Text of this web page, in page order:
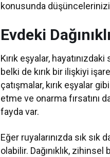
konusunda
Evdeki
Kırık eşyalar,
belki de kırık bir ilişkiyi
çatışmalar, kırık eşyalar
etme ve onarma fırsatını
fayda var.
Eğer ruyalarınızda sık sık
olabilir. Dağınıklık,